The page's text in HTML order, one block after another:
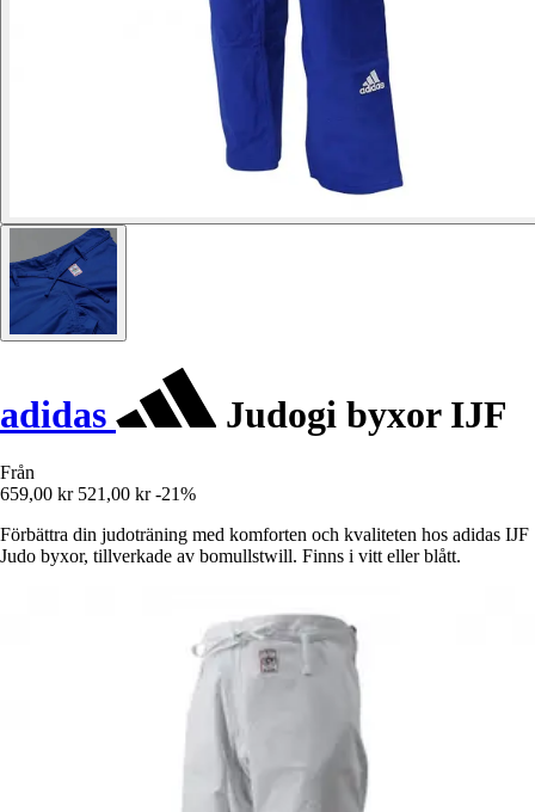
adidas Judogi byxor IJF
Från
659,00 kr 521,00 kr -21%
Förbättra din judoträning med komforten och kvaliteten hos adidas IJF
Judo byxor, tillverkade av bomullstwill. Finns i vitt eller blått.